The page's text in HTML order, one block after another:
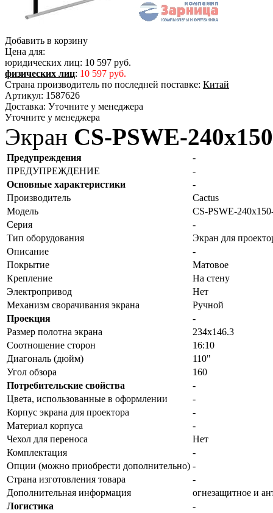
Добавить в корзину
Цена для:
юридических лиц: 10 597 руб.
физических лиц: 10 597 руб.
Страна производитель по последней поставке: Китай
Артикул: 1587626
Доставка: Уточните у менеджера
Уточните у менеджера
Экран CS-PSWE-
Предупреждения
-
ПРЕДУПРЕЖДЕНИЕ
-
Основные характеристики
-
Производитель
Cactus
Модель
CS-PSWE-
Серия
-
Тип оборудования
Экран для
Описание
-
Покрытие
Матовое
Крепление
На стену
Электропривод
Нет
Механизм сворачивания экрана
Ручной
Проекция
-
Размер полотна экрана
234x146.3
Соотношение сторон
16:10
Диагональ (дюйм)
110"
Угол обзора
160
Потребительские свойства
-
Цвета, использованные в оформлении
-
Корпус экрана для проектора
-
Материал корпуса
-
Чехол для переноса
Нет
Комплектация
-
Опции (можно приобрести дополнительно) -
Страна изготовления товара
-
Дополнительная информация
огнезащитное и
Логистика
-